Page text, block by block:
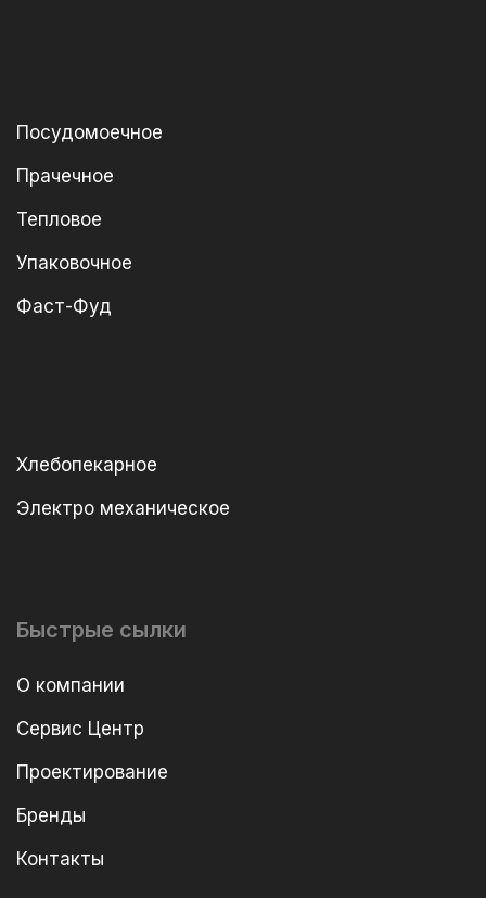
Посудомоечное
Прачечное
Тепловое
Упаковочное
Фаст-Фуд
Хлебопекарное
Электро механическое
Быстрые сылки
О компании
Сервис Центр
Проектирование
Бренды
Контакты